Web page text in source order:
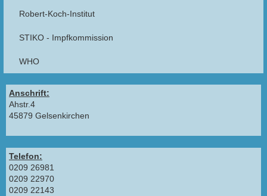
Robert-Koch-Institut
STIKO - Impfkommission
WHO
Anschrift:
Ahstr.4
45879 Gelsenkirchen
Telefon:
0209 26981
0209 22970
0209 22143